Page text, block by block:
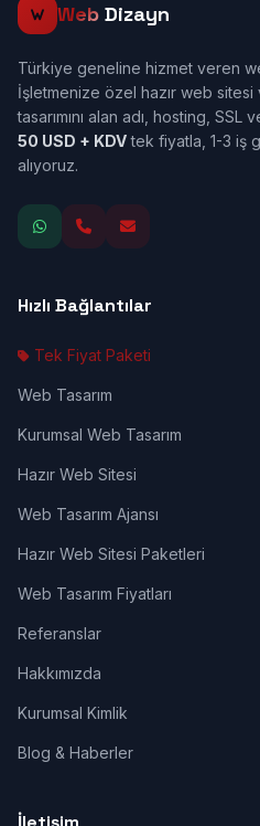
Web Dizayn
Türkiye geneline hizmet veren
İşletmenize özel hazır web
tasarımını alan adı, hosting, SSL
50 USD + KDVtek fiyatla, 1-3 iş
alıyoruz.
Hızlı Bağlantılar
Tek Fiyat Paketi
Web Tasarım
Kurumsal Web Tasarım
Hazır Web Sitesi
Web Tasarım Ajansı
Hazır Web Sitesi Paketleri
Web Tasarım Fiyatları
Referanslar
Hakkımızda
Kurumsal Kimlik
Blog & Haberler